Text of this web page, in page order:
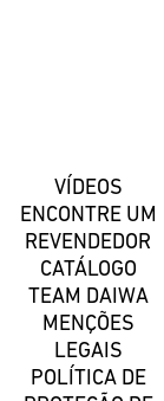
VÍDEOS
ENCONTRE UM
REVENDEDOR
CATÁLOGO
TEAM DAIWA
MENÇÕES
LEGAIS
POLÍTICA DE